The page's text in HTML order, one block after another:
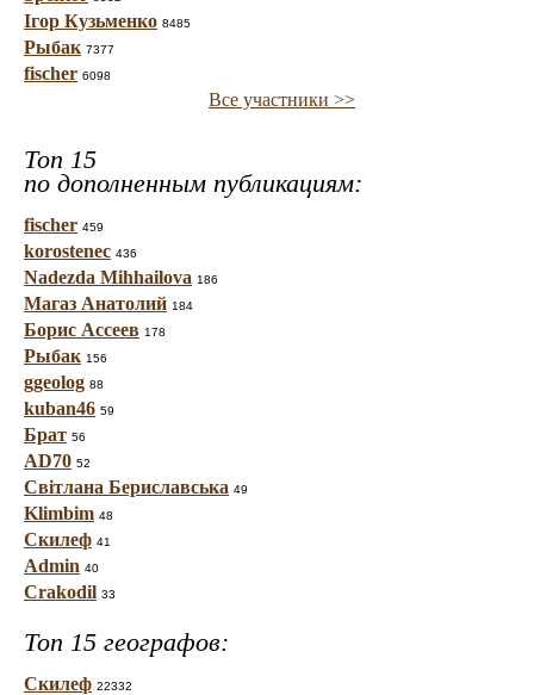
Ігор Кузьменко 8485
Рыбак 7377
fischer 6098
Все участники >>
Топ 15
по дополненным публикациям:
fischer 459
korostenec 436
Nadezda Mihhailova 186
Магаз Анатолий 184
Борис Ассеев 178
Рыбак 156
ggeolog 88
kuban46 59
Брат 56
AD70 52
Світлана Бериславська 49
Klimbim 48
Скилеф 41
Admin 40
Crakodil 33
Топ 15 географов:
Скилеф 22332